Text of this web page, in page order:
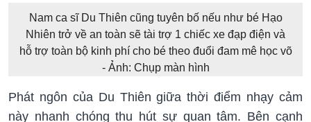
Nam ca sĩ Du Thiên cũng tuyên bố nếu như bé Hạo
Nhiên trở về an toàn sẽ tài trợ 1 chiếc xe đạp điện và
hỗ trợ toàn bộ kinh phí cho bé theo đuổi đam mê học võ
- Ảnh: Chụp màn hình
Phát ngôn của Du Thiên giữa thời điểm nhạy cảm
này nhanh chóng thu hút sự quan tâm. Bên cạnh